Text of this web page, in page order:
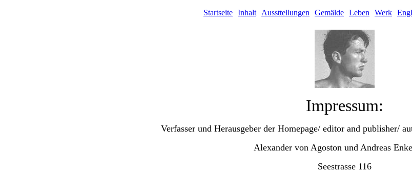
Startseite Inhalt Aussttellungen Gemälde Leben Werk
Impressum:
Verfasser und Herausgeber der Homepage/ editor and publisher/
Alexander von Agoston und Andreas
Seestrasse 116